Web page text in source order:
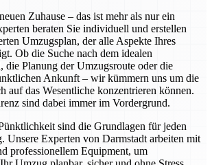
Zuhause – das ist mehr als nur ein
beraten Sie individuell und erstellen
Umzugsplan, der alle Aspekte Ihres
Ob die Suche nach dem idealen
die Planung der Umzugsroute oder die
Ankunft – wir kümmern uns um die
auf das Wesentliche konzentrieren können.
sind dabei immer im Vordergrund.
sind die Grundlagen für jeden
Unsere Experten von Darmstadt arbeiten mit
professionellem Equipment, um